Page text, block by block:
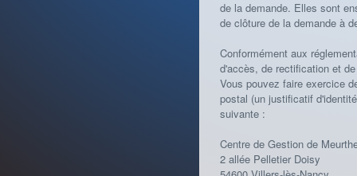
de la demande. Elles sont
de clôture de la demande à
Conformément aux
d'accès, de rectification et
Vous pouvez faire exercice
postal (un justificatif
suivante :
Centre de Gestion de
2 allée Pelletier Doisy